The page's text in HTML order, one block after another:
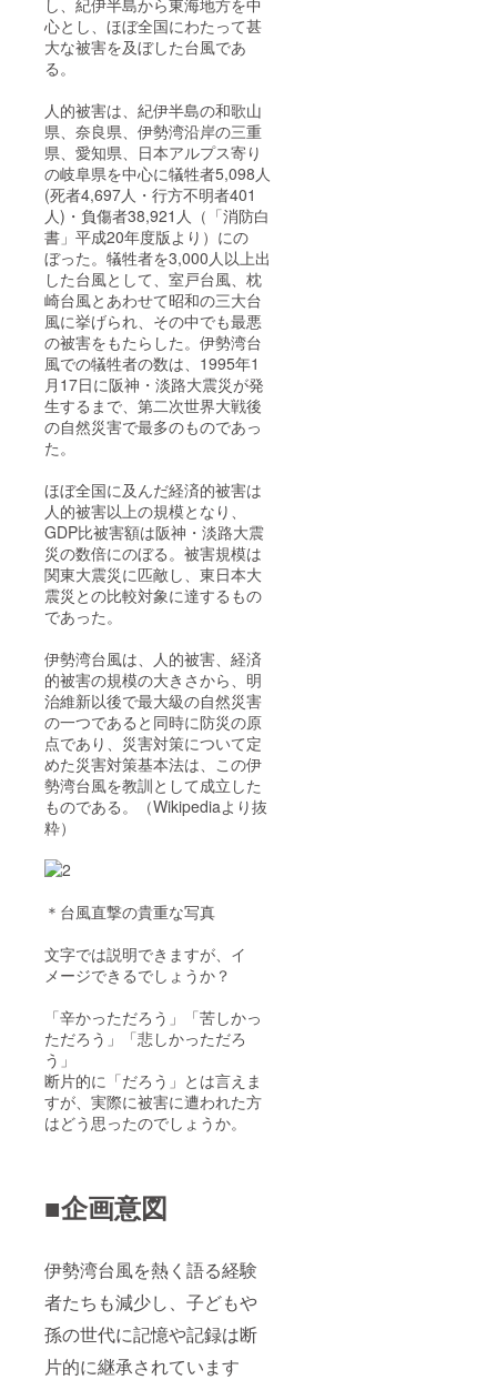
心とし、ほぼ全国にわたって甚
大な被害を及ぼした台風であ
る。
人的被害は、紀伊半島の和歌山
県、奈良県、伊勢湾沿岸の三重
県、愛知県、日本アルプス寄り
の岐阜県を中心に犠牲者5,098人
(死者4,697人・行方不明者401
人)・負傷者38,921人（「消防白
書」平成20年度版より）にの
ぼった。犠牲者を3,000人以上出
した台風として、室戸台風、枕
崎台風とあわせて昭和の三大台
風に挙げられ、その中でも最悪
の被害をもたらした。伊勢湾台
風での犠牲者の数は、1995年1
月17日に阪神・淡路大震災が発
生するまで、第二次世界大戦後
の自然災害で最多のものであっ
た。
ほぼ全国に及んだ経済的被害は
人的被害以上の規模となり、
GDP比被害額は阪神・淡路大震
災の数倍にのぼる。被害規模は
関東大震災に匹敵し、東日本大
震災との比較対象に達するもの
であった。
伊勢湾台風は、人的被害、経済
的被害の規模の大きさから、明
治維新以後で最大級の自然災害
の一つであると同時に防災の原
点であり、災害対策について定
めた災害対策基本法は、この伊
勢湾台風を教訓として成立した
ものである。（Wikipediaより抜
粋）
＊台風直撃の貴重な写真
文字では説明できますが、イ
メージできるでしょうか？
「辛かっただろう」「苦しかっ
ただろう」「悲しかっただろ
う」
断片的に「だろう」とは言えま
すが、実際に被害に遭われた方
はどう思ったのでしょうか。
■企画意図
伊勢湾台風を熱く語る経験
者たちも減少し、子どもや
孫の世代に記憶や記録は断
片的に継承されています